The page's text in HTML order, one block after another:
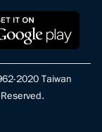
2020 Taiwan